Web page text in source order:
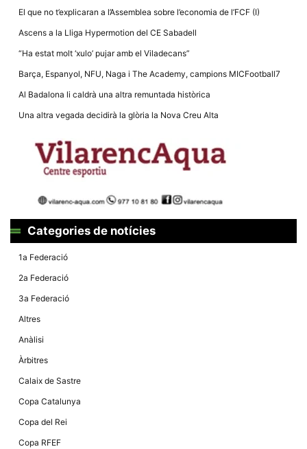
El que no t’explicaran a l’Assemblea sobre l’economia de l’FCF (I)
Ascens a la Lliga Hypermotion del CE Sabadell
“Ha estat molt ‘xulo’ pujar amb el Viladecans”
Barça, Espanyol, NFU, Naga i The Academy, campions MICFootball7
Al Badalona li caldrà una altra remuntada històrica
Una altra vegada decidirà la glòria la Nova Creu Alta
Categories de notícies
1a Federació
2a Federació
3a Federació
Altres
Anàlisi
Àrbitres
Calaix de Sastre
Copa Catalunya
Copa del Rei
Copa RFEF
de manera
del lloc web
la funcionalitat
estructura.
Experiència
components
tècnics del
nostre lloc web
dispositiu que
possible. Si